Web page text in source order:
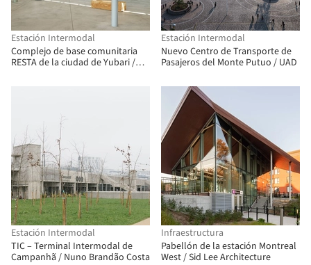
Estación Intermodal
Complejo de base comunitaria
RESTA de la ciudad de Yubari /
Estación Intermodal
Nuevo Centro de Transporte de
Pasajeros del Monte Putuo / UAD
Estación Intermodal
TIC – Terminal Intermodal de
Campanhã / Nuno Brandão Costa
Infraestructura
Pabellón de la estación Montreal
West / Sid Lee Architecture